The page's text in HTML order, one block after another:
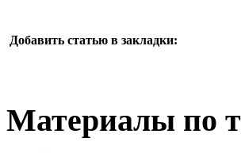
Добавить статью в закладки:
Материалы по